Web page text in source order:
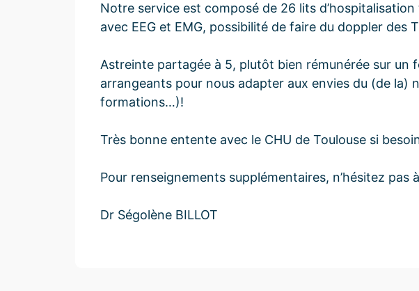
Notre service est composé de 26 lits
avec EEG et EMG, possibilité de faire du doppler des
Astreinte partagée à 5, plutôt bien rémunérée sur un
arrangeants pour nous adapter aux envies du (de la)
formations…)!
Très bonne entente avec le CHU de Toulouse si
Pour renseignements supplémentaires, n’hésitez pas
Dr Ségolène BILLOT